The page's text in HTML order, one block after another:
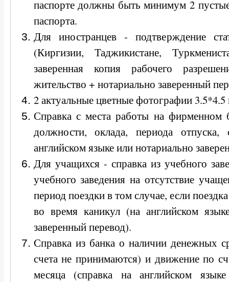
паспорте должны быть минимум 2
паспорта.
Для иностранцев - подтверждение
(Киргизии, Таджикистане,
заверенная копия рабочего
жительство + нотариально заверенный
2 актуальные цветные фотографии
Справка с места работы на фирменном
должности, оклада, периода
английском языке или нотариально
Для учащихся - справка из учебного
учебного заведения на отсутствие
период поездки в том случае, если
во время каникул (на английском
заверенный перевод).
Справка из банка о наличии денежных
счета не принимаются) и движение по
месяца (справка на английском